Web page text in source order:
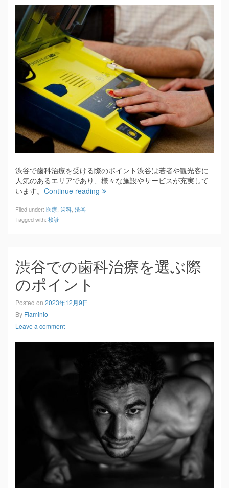
渋谷で歯科治療を受ける際のポイント渋谷は若者や観光客に
人気のあるエリアであり、様々な施設やサービスが充実して
います。 Continue reading
Filed under: 医療 歯科 渋谷
Tagged with: 検診
渋谷での歯科治療を選ぶ際
のポイント
Posted on 2023年12月9日
By Flaminio
Leave a comment